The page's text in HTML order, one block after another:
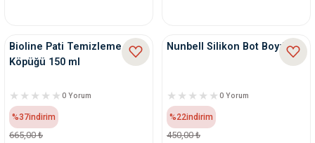
Bioline Pati Temizleme
Köpüğü 150 ml
0 Yorum
%37indirim
665,00 ₺
Nunbell Silikon Bot Boy:M
0 Yorum
%22indirim
450,00 ₺